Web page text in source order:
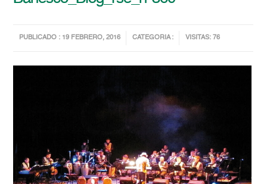
PUBLICADO : 19 FEBRERO, 2016 CATEGORIA : VISITAS: 76